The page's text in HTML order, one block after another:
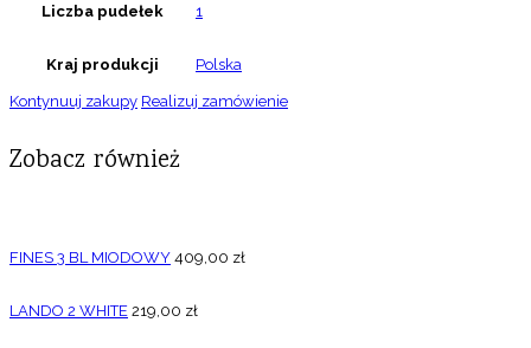
Liczba pudełek 1
Kraj produkcji Polska
Kontynuuj zakupy Realizuj zamówienie
Zobacz również
FINES 3 BL MIODOWY 409,00 zł
LANDO 2 WHITE 219,00 zł